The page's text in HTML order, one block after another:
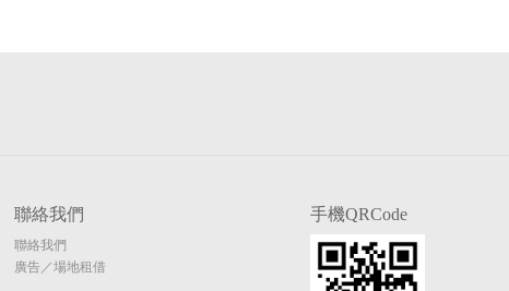
聯絡我們
聯絡我們
廣告／場地租借
手機QRCode